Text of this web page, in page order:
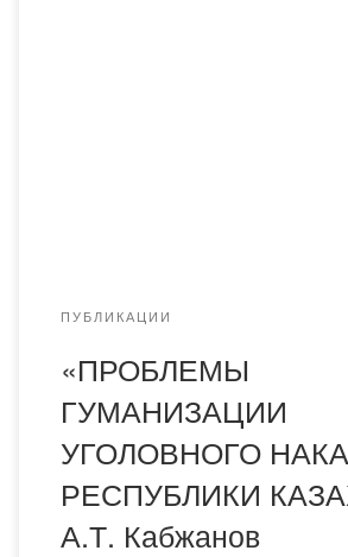
ПУБЛИКАЦИИ
«ПРОБЛЕМЫ
ГУМАНИЗАЦИИ
УГОЛОВНОГО
РЕСПУБЛИКИ
А.Т. Кабжанов